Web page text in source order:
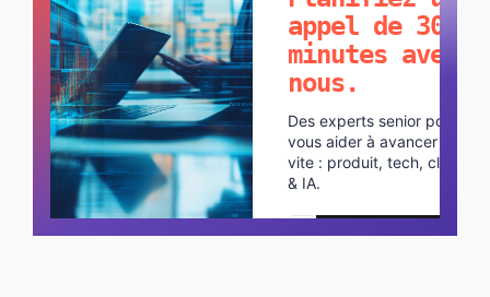
appel de 30
minutes avec
nous.
Des experts senior pour
vous aider à avancer plus
vite : produit, tech, cloud
& IA.
Planifier un appel